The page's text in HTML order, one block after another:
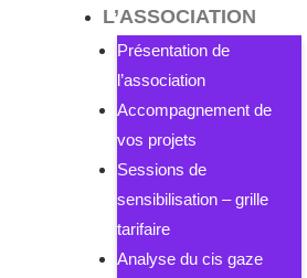
L’ASSOCIATION
Présentation de
l’association
Accompagnement de
vos projets
Sessions de
sensibilisation – grille
tarifaire
Analyse du cis gaze